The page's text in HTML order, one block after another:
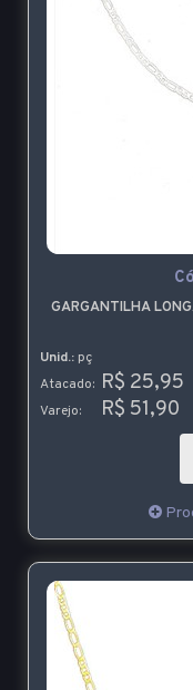
GARGANTILHA
Unid.: pç
Atacado: R$ 25,95
Varejo: R$ 51,90